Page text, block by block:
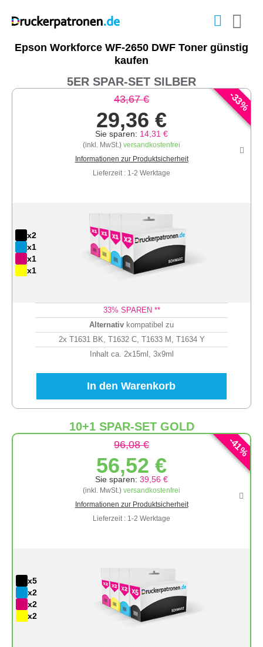
Epson Workforce WF-2650 DWF Toner günstig
kaufen
5ER SPAR-SET SILBER
-
33
%
43,67 €
29,36 €
Sie sparen: 14,31 €
(inkl. MwSt.) versandkostenfrei
Informationen zur Produktsicherheit
Lieferzeit : 1-2 Werktage
x2
x1
x1
x1
33% SPAREN **
Alternativ kompatibel zu
2x T1631 BK, T1632 C, T1633 M, T1634 Y
Inhalt ca. 2x15ml, 3x9ml
In den Warenkorb
10+1 SPAR-SET GOLD
-
41
%
96,08 €
56,52 €
Sie sparen: 39,56 €
(inkl. MwSt.) versandkostenfrei
Informationen zur Produktsicherheit
Lieferzeit : 1-2 Werktage
x5
x2
x2
x2